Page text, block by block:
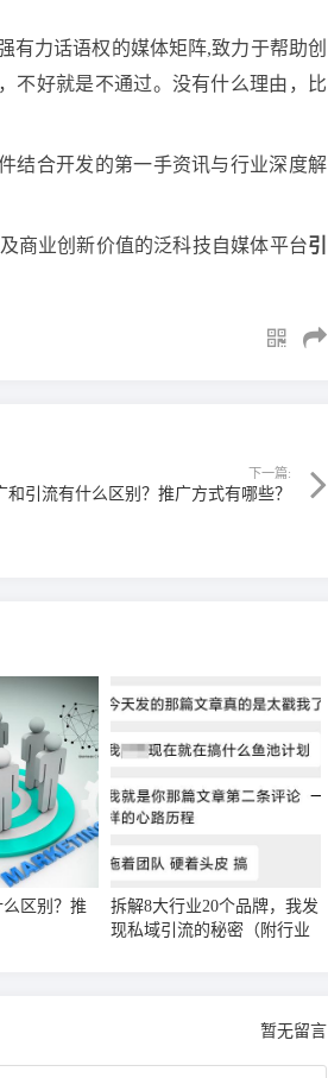
有力话语权的媒体矩阵,致力于帮助创
不好就是不通过。没有什么理由，比
结合开发的第一手资讯与行业深度解
商业创新价值的泛科技自媒体平台引
下一篇:
和引流有什么区别？推广方式有哪些？
区别？推
拆解8大行业20个品牌，我发
现私域引流的秘密（附行业
暂无留言